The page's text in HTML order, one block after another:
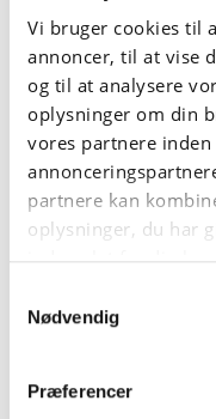
Vi bruger cookies til
annoncer, til at vise
og til at analysere
oplysninger om din
vores partnere
partnere kan
oplysninger, du har
indsamlet fra din
Nødvendig
Præferencer